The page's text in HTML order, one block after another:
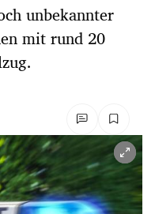
unbekannter
mit rund 20